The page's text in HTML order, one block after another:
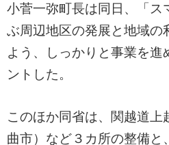
小菅一弥町長は同日、「ス
ぶ周辺地区の発展と地域の
よう、しっかりと事業を進
ントした。
このほか同省は、関越道上
曲市）など３カ所の整備と